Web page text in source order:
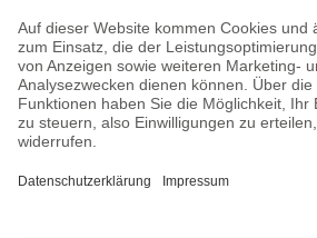
weiteren Selbstmordattentat gegen
Dabei waren mindestens drei Polizisten
23. September
Österreich/Kanada 2016 - Als Bestbieter
Lieferung von bis zu 300 Regionalzügen
Bundesbahnen (ÖBB) war der kanadische
Hersteller Bombardie Transportation aus
hervorgegangen. Die ersten Triebwagen